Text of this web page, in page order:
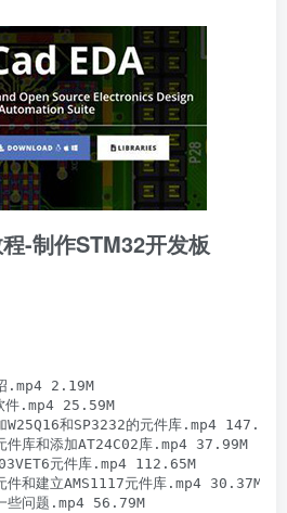
-制作STM32开发板
.mp4 2.19M
件.mp4 25.59M
W25Q16和SP3232的元件库.mp4 147.72M
件库和添加AT24C02库.mp4 37.99M
元件库.mp4 112.65M
件和建立AMS1117元件库.mp4 30.37M
些问题.mp4 56.79M